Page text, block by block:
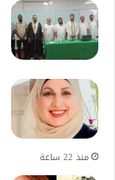
منذ 22 ساعة